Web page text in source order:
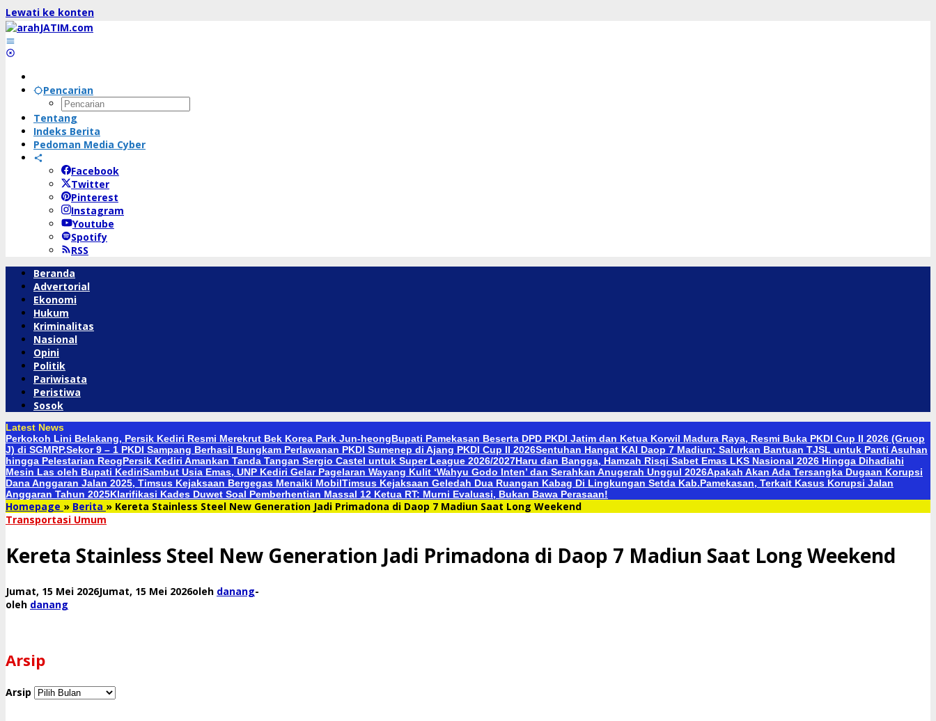
Lewati ke konten
Pencarian
Tentang
Indeks Berita
Pedoman Media Cyber
Facebook
Twitter
Pinterest
Instagram
Youtube
Spotify
RSS
Beranda
Advertorial
Ekonomi
Hukum
Kriminalitas
Nasional
Opini
Politik
Pariwisata
Peristiwa
Sosok
Latest News
Perkokoh Lini Belakang, Persik Kediri Resmi Merekrut Bek Korea Park Jun-heongBupati Pamekasan Beserta DPD PKDI Jatim dan Ketua Korwil Madura Raya, Resmi Buka PKDI Cup II 2026 (Gruop
J) di SGMRP.Sekor 9 – 1 PKDI Sampang Berhasil Bungkam Perlawanan PKDI Sumenep di Ajang PKDI Cup II 2026Sentuhan Hangat KAI Daop 7 Madiun: Salurkan Bantuan TJSL untuk Panti Asuhan
hingga Pelestarian ReogPersik Kediri Amankan Tanda Tangan Sergio Castel untuk Super League 2026/2027Haru dan Bangga, Hamzah Risqi Sabet Emas LKS Nasional 2026 Hingga Dihadiahi
Mesin Las oleh Bupati KediriSambut Usia Emas, UNP Kediri Gelar Pagelaran Wayang Kulit ‘Wahyu Godo Inten’ dan Serahkan Anugerah Unggul 2026Apakah Akan Ada Tersangka Dugaan Korupsi
Dana Anggaran Jalan 2025, Timsus Kejaksaan Bergegas Menaiki MobilTimsus Kejaksaan Geledah Dua Ruangan Kabag Di Lingkungan Setda Kab.Pamekasan, Terkait Kasus Korupsi Jalan
Anggaran Tahun 2025Klarifikasi Kades Duwet Soal Pemberhentian Massal 12 Ketua RT: Murni Evaluasi, Bukan Bawa Perasaan!
Homepage » Berita » Kereta Stainless Steel New Generation Jadi Primadona di Daop 7 Madiun Saat Long Weekend
Transportasi Umum
Kereta Stainless Steel New Generation Jadi Primadona di Daop 7 Madiun Saat Long Weekend
Jumat, 15 Mei 2026Jumat, 15 Mei 2026oleh danang-
oleh danang
Arsip
Arsip